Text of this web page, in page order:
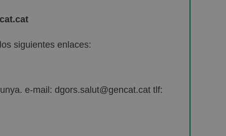
siguientes enlaces:
e-mail: dgors.salut@gencat.cat tlf: